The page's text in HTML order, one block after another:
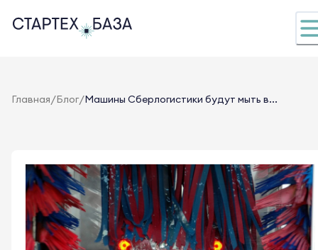
Главная/Блог/Машины Сберлогистики будут мыть в...